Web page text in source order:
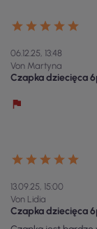
06.12.25, 13:48
Von Martyna
Czapka dziecięca
13.09.25, 15:00
Von Lidia
Czapka dziecięca